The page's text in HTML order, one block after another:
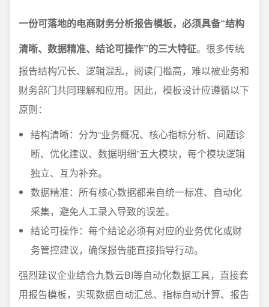
一份可落地的电商财务分析报告模板，必须具备“结构
清晰、数据精准、结论可操作”的三大特征。很多传统
报告结构冗长、逻辑混乱，阅读门槛高，难以被业务和
财务部门共同理解和应用。因此，模板设计应遵循以下
原则：
结构清晰：分为“业务概况、核心指标分析、问题诊
断、优化建议、数据明细”五大模块，每个模块逻辑
独立、互为补充。
数据精准：所有核心数据都来自统一标准、自动化
采集，避免人工录入导致的误差。
结论可操作：每个结论必须有对应的业务优化或财
务管控建议，确保报告能直接指导行动。
强烈建议企业结合九数云BI等自动化数据工具，直接套
用报告模板，实现数据自动汇总、指标自动计算、报告